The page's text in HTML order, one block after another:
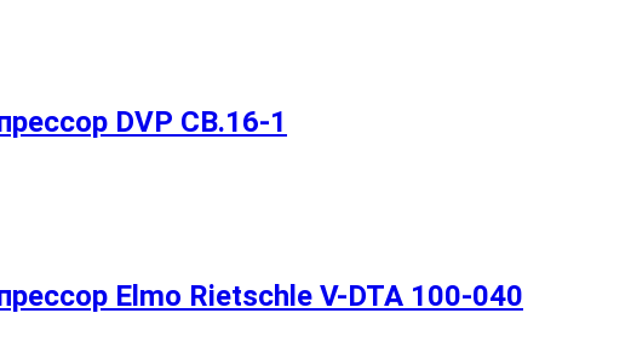
DVP CB.16-1
Elmo Rietschle V-DTA 100-040